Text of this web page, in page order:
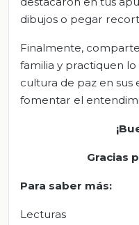
dibujos o pegar
Finalmente,
familia y practiquen
cultura de paz en sus
fomentar el
Gracias
Para saber más:
Lecturas